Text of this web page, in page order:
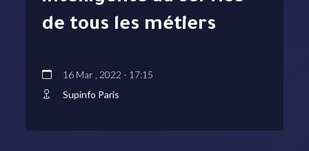
de tous les métiers
16 Mar , 2022 - 17:15
Supinfo Paris